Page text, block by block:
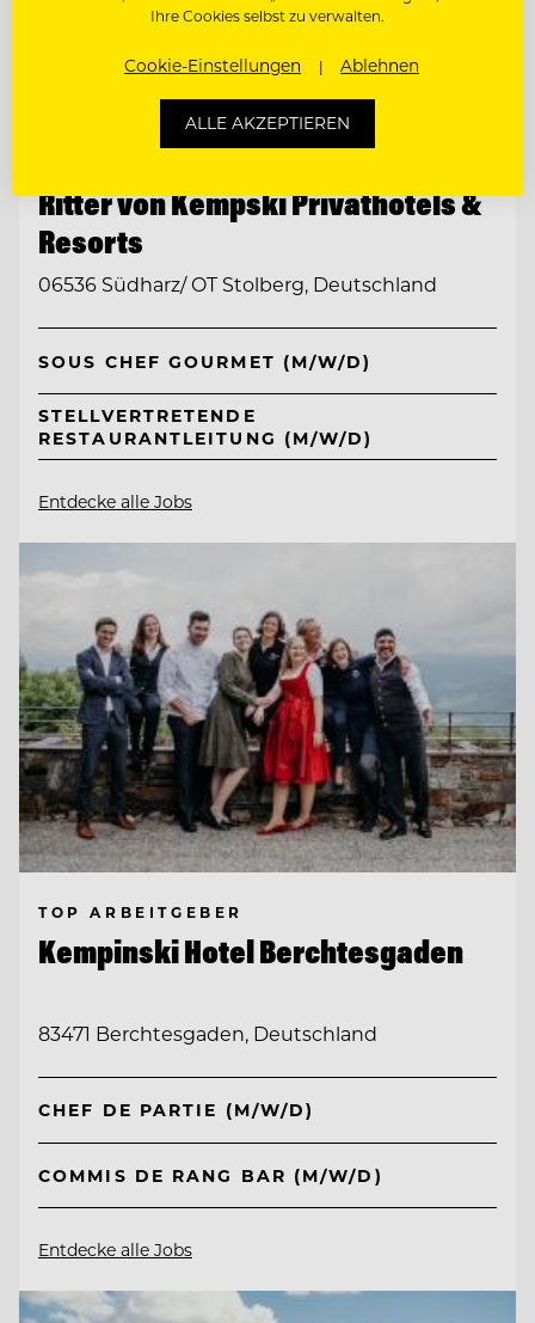
Ritter von Kempski Privathotels &
Resorts
06536 Südharz/ OT Stolberg, Deutschland
SOUS CHEF GOURMET (M/W/D)
STELLVERTRETENDE
RESTAURANTLEITUNG (M/W/D)
Entdecke alle Jobs
TOP ARBEITGEBER
Kempinski Hotel Berchtesgaden
83471 Berchtesgaden, Deutschland
CHEF DE PARTIE (M/W/D)
COMMIS DE RANG BAR (M/W/D)
Entdecke alle Jobs
Ihre Cookies selbst zu verwalten.
Cookie-Einstellungen Ablehnen
ALLE AKZEPTIEREN